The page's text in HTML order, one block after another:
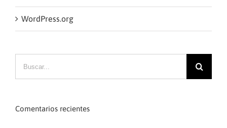
WordPress.org
Comentarios recientes